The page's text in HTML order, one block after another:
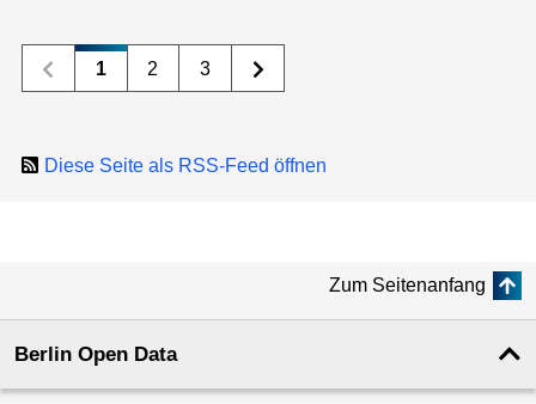
1 2 3
Diese Seite als RSS-Feed öffnen
Zum Seitenanfang
Berlin Open Data